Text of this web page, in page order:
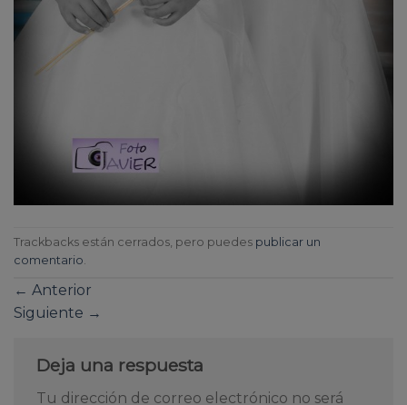
Trackbacks están cerrados, pero puedes publicar un
comentario.
← Anterior
Siguiente →
Deja una respuesta
Tu dirección de correo electrónico no será